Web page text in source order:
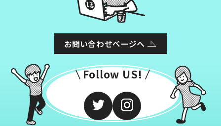
お問い合わせページへ
Follow US!